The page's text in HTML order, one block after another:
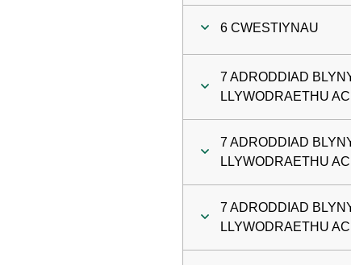
6 CWESTIYNAU
7 ADRODDIAD
LLYWODRAETHU
7 ADRODDIAD
LLYWODRAETHU
7 ADRODDIAD
LLYWODRAETHU